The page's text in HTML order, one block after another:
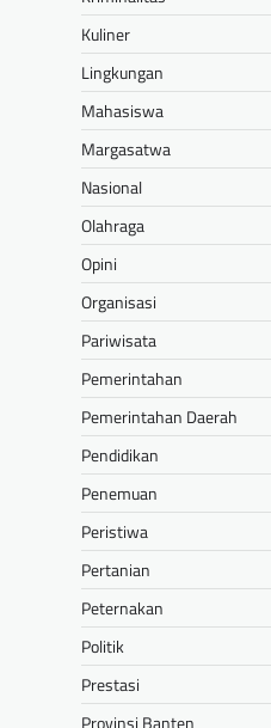
Kuliner
Lingkungan
Mahasiswa
Margasatwa
Nasional
Olahraga
Opini
Organisasi
Pariwisata
Pemerintahan
Pemerintahan Daerah
Pendidikan
Penemuan
Peristiwa
Pertanian
Peternakan
Politik
Prestasi
Provinsi Banten